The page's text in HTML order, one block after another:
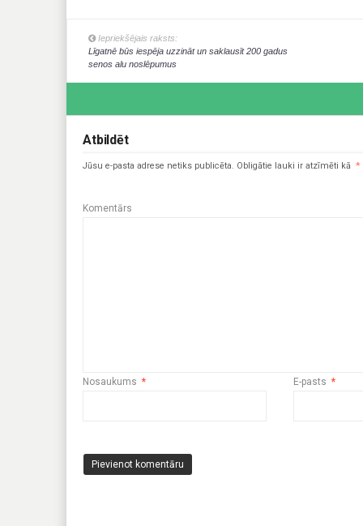
Iepriekšējais raksts:
Līgatnē būs iespēja uzzināt un saklausīt 200 gadus
senos alu noslēpumus
Atbildēt
Jūsu e-pasta adrese netiks publicēta. Obligātie lauki ir atzīmēti kā *
Komentārs
Nosaukums * E-pasts *